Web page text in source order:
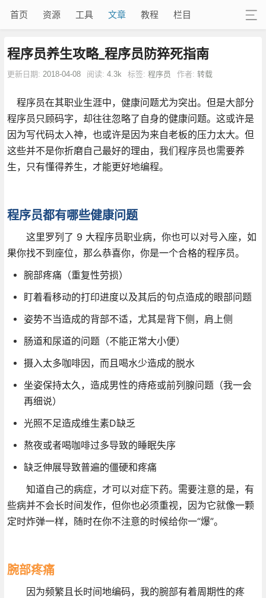
首页 资源 工具 文章 教程 栏目
程序员养生攻略_程序员防猝死指南
更新日期: 2018-04-08 阅读: 4.3k 标签: 程序员 作者: 转载
程序员在其职业生涯中，健康问题尤为突出。但是大部分
程序员只顾码字，却往往忽略了自身的健康问题。这或许是
因为写代码太入神，也或许是因为来自老板的压力太大。但
这些并不是你折磨自己最好的理由，我们程序员也需要养
生，只有懂得养生，才能更好地编程。
程序员都有哪些健康问题
这里罗列了 9 大程序员职业病，你也可以对号入座，如
果你找不到座位，那么恭喜你，你是一个合格的程序员。
腕部疼痛（重复性劳损）
盯着看移动的打印进度以及其后的句点造成的眼部问题
姿势不当造成的背部不适，尤其是背下侧，肩上侧
肠道和尿道的问题（不能正常大小便）
摄入太多咖啡因，而且喝水少造成的脱水
坐姿保持太久，造成男性的痔疮或前列腺问题（我一会
再细说）
光照不足造成维生素D缺乏
熬夜或者喝咖啡过多导致的睡眠失序
缺乏伸展导致普遍的僵硬和疼痛
知道自己的病症，才可以对症下药。需要注意的是，有
些病并不会长时间发作，但你也必须重视，因为它就像一颗
定时炸弹一样，随时在你不注意的时候给你一“爆”。
腕部疼痛
因为频繁且长时间地编码，我的腕部有着周期性的疼